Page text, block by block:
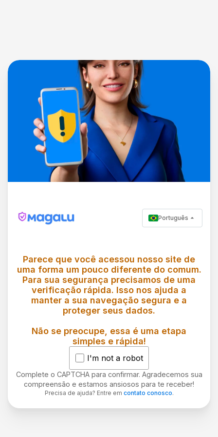
Português
Parece que você acessou nosso site de
uma forma um pouco diferente do comum.
Para sua segurança precisamos de uma
verificação rápida. Isso nos ajuda a
manter a sua navegação segura e a
proteger seus dados.
Não se preocupe, essa é uma etapa
simples e rápida!
I'm not a robot
Complete o CAPTCHA para confirmar. Agradecemos sua
compreensão e estamos ansiosos para te receber!
Precisa de ajuda? Entre em contato conosco.